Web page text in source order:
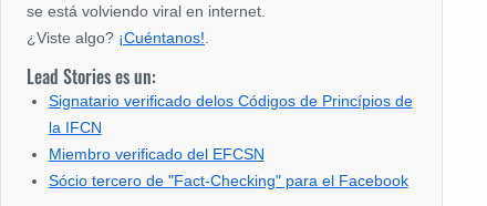
se está volviendo viral en internet.
¿Viste algo? ¡Cuéntanos!
Lead Stories es un:
Signatario verificado delos Códigos de Princípios de
la IFCN
Miembro verificado del EFCSN
Sócio tercero de "Fact-Checking" para el Facebook